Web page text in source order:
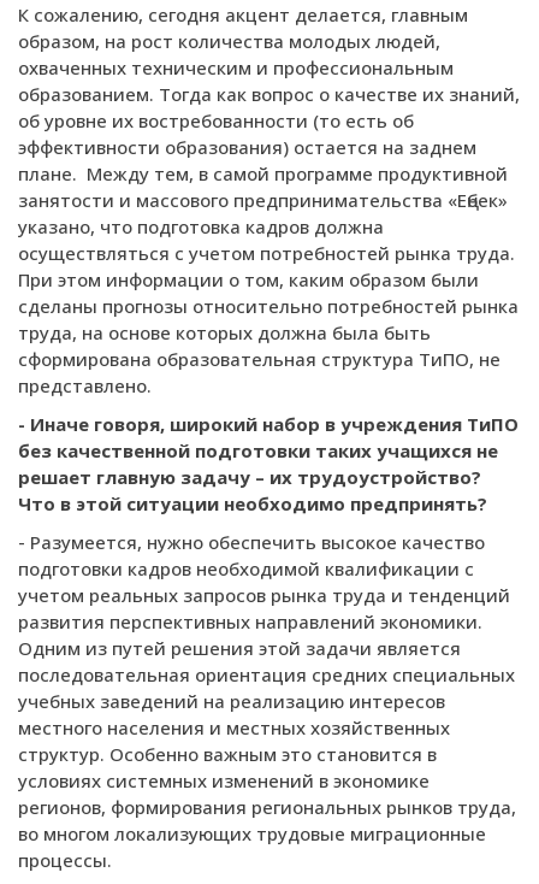
К сожалению, сегодня акцент делается, главным
образом, на рост количества молодых людей,
охваченных техническим и профессиональным
образованием. Тогда как вопрос о качестве их знаний,
об уровне их востребованности (то есть об
эффективности образования) остается на заднем
плане. Между тем, в самой программе продуктивной
занятости и массового предпринимательства «Еңбек»
указано, что подготовка кадров должна
осуществляться с учетом потребностей рынка труда.
При этом информации о том, каким образом были
сделаны прогнозы относительно потребностей рынка
труда, на основе которых должна была быть
сформирована образовательная структура ТиПО, не
представлено.
- Иначе говоря, широкий набор в учреждения ТиПО
без качественной подготовки таких учащихся не
решает главную задачу – их трудоустройство?
Что в этой ситуации необходимо предпринять?
- Разумеется, нужно обеспе­чить высокое качество
подготовки кадров необходимой квалификации с
учетом реальных запросов рынка труда и тенденций
развития перспективных направлений экономики.
Одним из путей решения этой задачи является
последовательная ориентация средних специальных
учебных заведений на реализацию интересов
местного населения и местных хозяйственных
структур. Особенно важным это становится в
условиях системных изменений в экономике
регионов, формирования региональных рынков труда,
во многом локализующих трудовые миграционные
процессы.